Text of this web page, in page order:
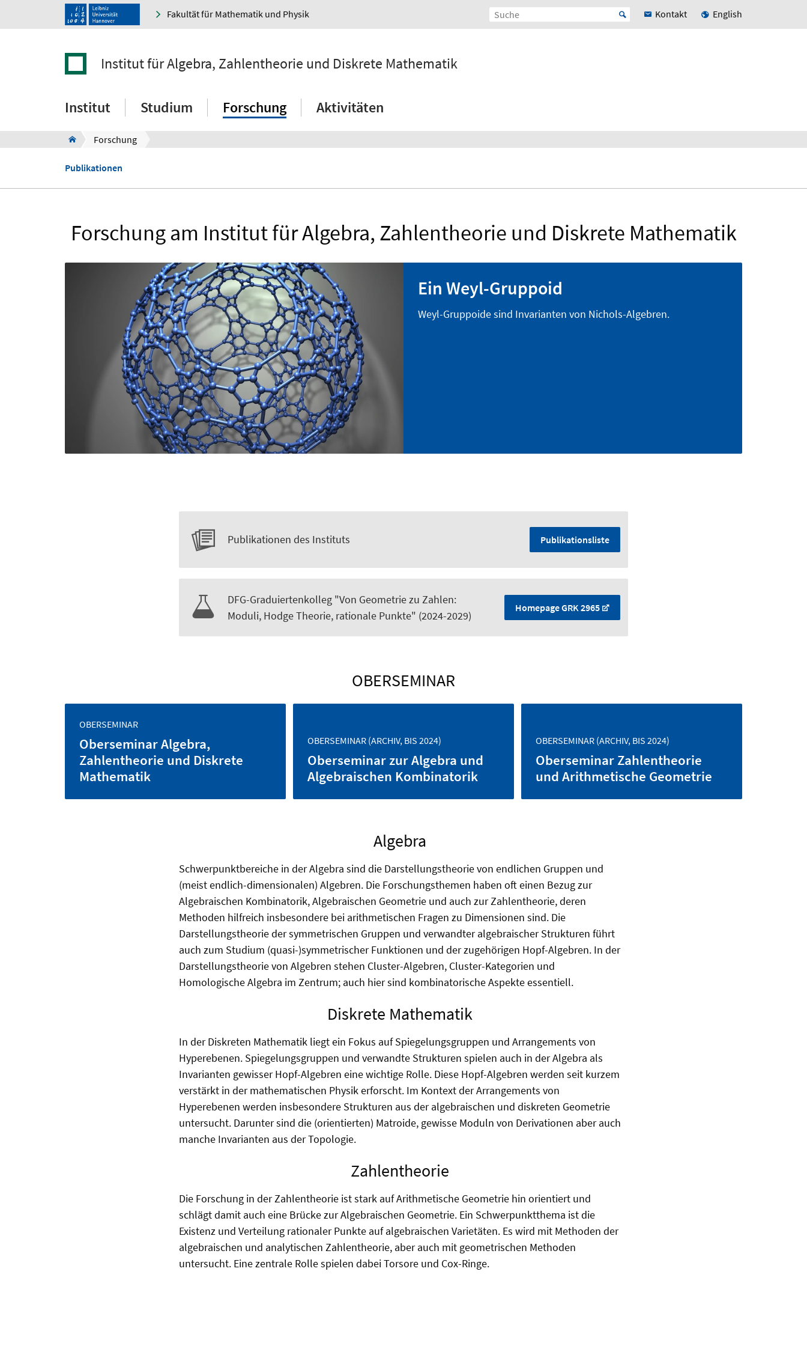
Fakultät für Mathematik und Physik Kontakt English
Institut für Algebra, Zahlentheorie und Diskrete Mathematik
Institut Studium Forschung Aktivitäten
Forschung
Publikationen
Forschung am Institut für Algebra, Zahlentheorie und Diskrete Mathematik
Ein Weyl-Gruppoid
Weyl-Gruppoide sind Invarianten von Nichols-Algebren.
Publikationen des Instituts Publikationsliste
DFG-Graduiertenkolleg "Von Geometrie zu Zahlen:
Moduli, Hodge Theorie, rationale Punkte" (2024-2029)
Homepage GRK 2965
OBERSEMINAR
OBERSEMINAR
Oberseminar Algebra,
Zahlentheorie und Diskrete
Mathematik
OBERSEMINAR (ARCHIV, BIS 2024)
Oberseminar zur Algebra und
Algebraischen Kombinatorik
OBERSEMINAR (ARCHIV, BIS 2024)
Oberseminar Zahlentheorie
und Arithmetische Geometrie
Algebra
Schwerpunktbereiche in der Algebra sind die Darstellungstheorie von endlichen Gruppen und
(meist endlich-dimensionalen) Algebren. Die Forschungsthemen haben oft einen Bezug zur
Algebraischen Kombinatorik, Algebraischen Geometrie und auch zur Zahlentheorie, deren
Methoden hilfreich insbesondere bei arithmetischen Fragen zu Dimensionen sind. Die
Darstellungstheorie der symmetrischen Gruppen und verwandter algebraischer Strukturen führt
auch zum Studium (quasi-)symmetrischer Funktionen und der zugehörigen Hopf-Algebren. In der
Darstellungstheorie von Algebren stehen Cluster-Algebren, Cluster-Kategorien und
Homologische Algebra im Zentrum; auch hier sind kombinatorische Aspekte essentiell.
Diskrete Mathematik
In der Diskreten Mathematik liegt ein Fokus auf Spiegelungsgruppen und Arrangements von
Hyperebenen. Spiegelungsgruppen und verwandte Strukturen spielen auch in der Algebra als
Invarianten gewisser Hopf-Algebren eine wichtige Rolle. Diese Hopf-Algebren werden seit kurzem
verstärkt in der mathematischen Physik erforscht. Im Kontext der Arrangements von
Hyperebenen werden insbesondere Strukturen aus der algebraischen und diskreten Geometrie
untersucht. Darunter sind die (orientierten) Matroide, gewisse Moduln von Derivationen aber auch
manche Invarianten aus der Topologie.
Zahlentheorie
Die Forschung in der Zahlentheorie ist stark auf Arithmetische Geometrie hin orientiert und
schlägt damit auch eine Brücke zur Algebraischen Geometrie. Ein Schwerpunktthema ist die
Existenz und Verteilung rationaler Punkte auf algebraischen Varietäten. Es wird mit Methoden der
algebraischen und analytischen Zahlentheorie, aber auch mit geometrischen Methoden
untersucht. Eine zentrale Rolle spielen dabei Torsore und Cox-Ringe.